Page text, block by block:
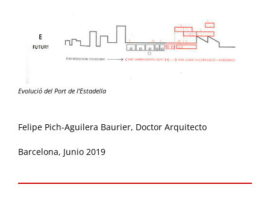
Evolució del Port de l’Estadella
Felipe Pich-Aguilera Baurier, Doctor Arquitecto
Barcelona, Junio 2019